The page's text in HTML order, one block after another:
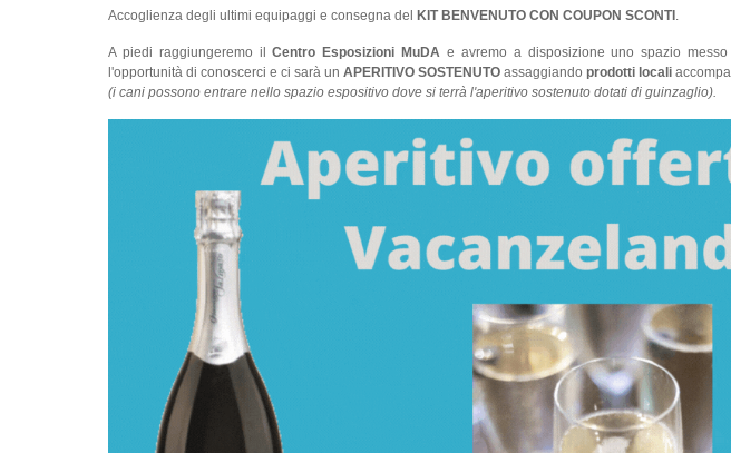
Accoglienza degli ultimi equipaggi e consegna del KIT BENVENUTO CON COUPON SCONTI .
A piedi raggiungeremo ilCentro Esposizioni MuDA e avremo a disposizione uno spazio
l'opportunità di conoscerci e ci sarà un APERITIVO SOSTENUTO assaggiando prodotti locali
(i cani possono entrare nello spazio espositivo dove si terrà l'aperitivo sostenuto dotati di guinzaglio).